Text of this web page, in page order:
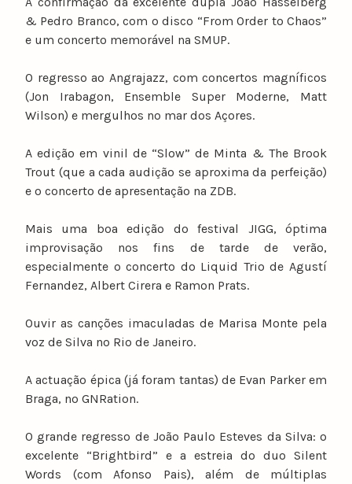
& Pedro Branco, com o disco “From Order to Chaos”
e um concerto memorável na SMUP.
O regresso ao Angrajazz, com concertos magníficos
(Jon Irabagon, Ensemble Super Moderne, Matt
Wilson) e mergulhos no mar dos Açores.
A edição em vinil de “Slow” de Minta & The Brook
Trout (que a cada audição se aproxima da perfeição)
e o concerto de apresentação na ZDB.
Mais uma boa edição do festival JIGG, óptima
improvisação nos fins de tarde de verão,
especialmente o concerto do Liquid Trio de Agustí
Fernandez, Albert Cirera e Ramon Prats.
Ouvir as canções imaculadas de Marisa Monte pela
voz de Silva no Rio de Janeiro.
A actuação épica (já foram tantas) de Evan Parker em
Braga, no GNRation.
O grande regresso de João Paulo Esteves da Silva: o
excelente “Brightbird” e a estreia do duo Silent
Words (com Afonso Pais), além de múltiplas